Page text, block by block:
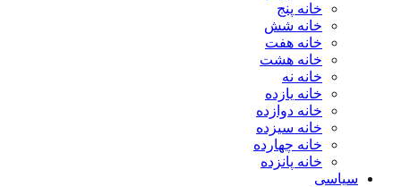
خانه پنج
خانه شش
خانه هفت
خانه هشت
خانه نه
خانه یازده
خانه دوازده
خانه سیزده
خانه چهارده
خانه پانزده
سیاسی